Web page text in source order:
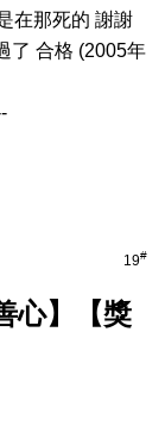
在那死的 謝謝
了 合格 (2005年
19#
心】【獎